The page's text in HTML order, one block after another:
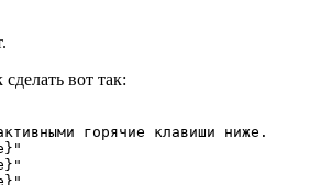
вот так:
горячие клавиши ниже.